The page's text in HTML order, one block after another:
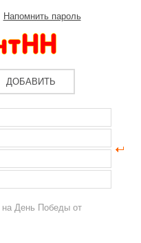
Напомнить пароль
ДОБАВИТЬ
День Победы от